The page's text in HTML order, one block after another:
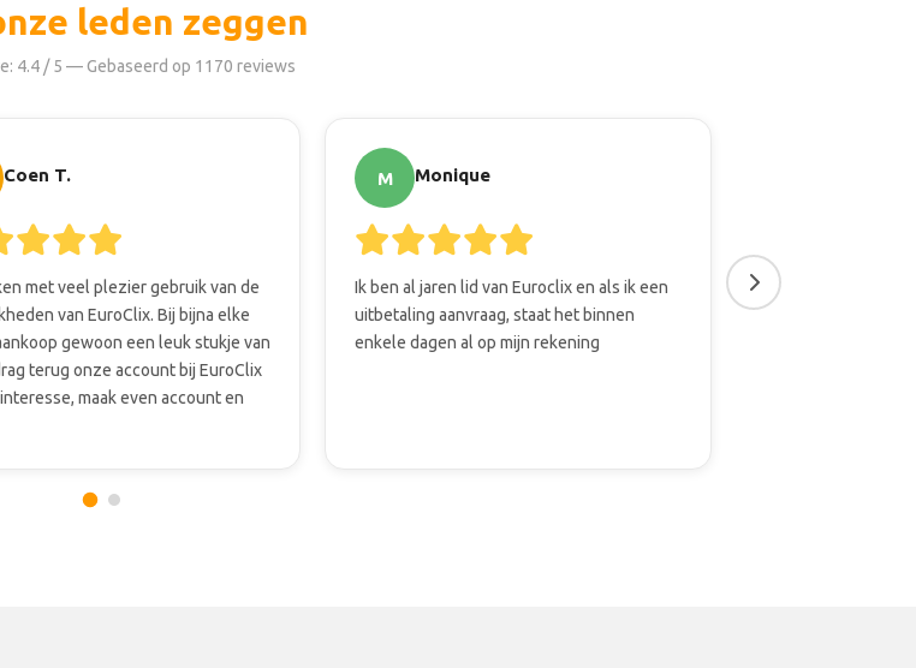
leden zeggen
4.4 / 5 — Gebaseerd op 1170 reviews
Coen T.
met veel plezier gebruik van de
van EuroClix. Bij bijna elke
gewoon een leuk stukje van
terug onze account bij EuroClix
maak even account en
M Monique
Ik ben al jaren lid van Euroclix en als ik een
uitbetaling aanvraag, staat het binnen
enkele dagen al op mijn rekening
Het is leuk en